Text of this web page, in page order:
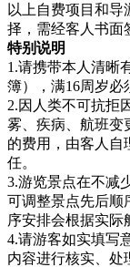
以上自费项目和
择，需经客人书面
特别说明
1.请携带本人清晰
簿），满16周岁必
2.因人类不可抗拒
雾、疾病、航班变
的费用，由客人自
任。
3.游览景点在不减
可调整景点先后顺
序安排会根据实际
4.请游客如实填写
内容进行核实、处